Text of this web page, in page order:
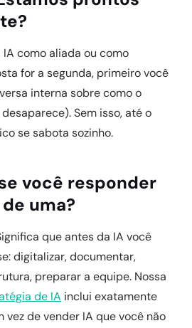
como aliada ou como
for a segunda, primeiro você
interna sobre como o
Sem isso, até o
se sabota sozinho.
você responder
uma?
que antes da IA você
digitalizar, documentar,
preparar a equipe. Nossa
de IA inclui exatamente
vez de vender IA que você não